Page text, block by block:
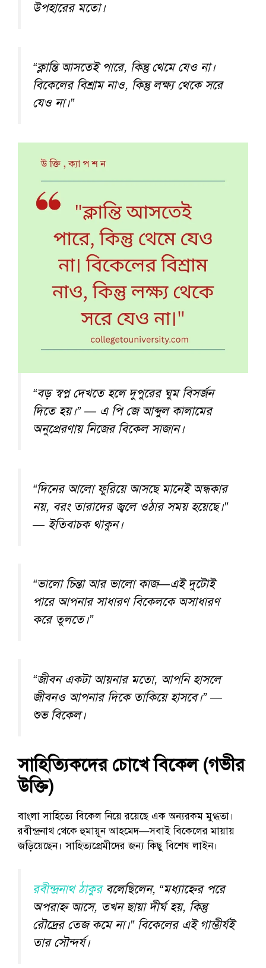
উপহারের মতো।
“ক্লান্তি আসতেই পারে, কিন্তু থেমে যেও না।
বিকেলের বিশ্রাম নাও, কিন্তু লক্ষ্য থেকে সরে
যেও না।”
“বড় স্বপ্ন দেখতে হলে দুপুরের ঘুম বিসর্জন
দিতে হয়।” — এ পি জে আব্দুল কালামের
অনুপ্রেরণায় নিজের বিকেল সাজান।
“দিনের আলো ফুরিয়ে আসছে মানেই অন্ধকার
নয়, বরং তারাদের জ্বলে ওঠার সময় হয়েছে।”
— ইতিবাচক থাকুন।
“ভালো চিন্তা আর ভালো কাজ—এই দুটোই
পারে আপনার সাধারণ বিকেলকে অসাধারণ
করে তুলতে।”
“জীবন একটা আয়নার মতো, আপনি হাসলে
জীবনও আপনার দিকে তাকিয়ে হাসবে।” —
শুভ বিকেল।
সাহিত্যিকদের চোখে বিকেল (গভীর
উক্তি)
বাংলা সাহিত্যে বিকেল নিয়ে রয়েছে এক অন্যরকম মুগ্ধতা।
রবীন্দ্রনাথ থেকে হুমায়ূন আহমেদ—সবাই বিকেলের মায়ায়
জড়িয়েছেন। সাহিত্যপ্রেমীদের জন্য কিছু বিশেষ লাইন।
রবীন্দ্রনাথ ঠাকুরবলেছিলেন, “মধ্যাহ্নের পরে
অপরাহ্ণ আসে, তখন ছায়া দীর্ঘ হয়, কিন্তু
রৌদ্রের তেজ কমে না।” বিকেলের এই গাম্ভীর্যই
তার সৌন্দর্য।